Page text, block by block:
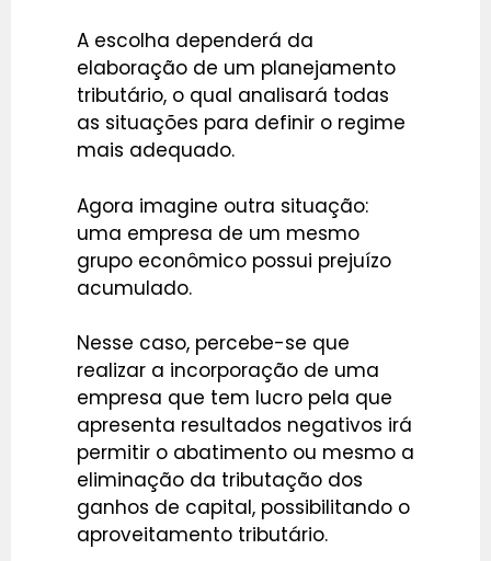
A escolha dependerá da
elaboração de um planejamento
tributário, o qual analisará todas
as situações para definir o regime
mais adequado.
Agora imagine outra situação:
uma empresa de um mesmo
grupo econômico possui prejuízo
acumulado.
Nesse caso, percebe-se que
realizar a incorporação de uma
empresa que tem lucro pela que
apresenta resultados negativos irá
permitir o abatimento ou mesmo a
eliminação da tributação dos
ganhos de capital, possibilitando o
aproveitamento tributário.